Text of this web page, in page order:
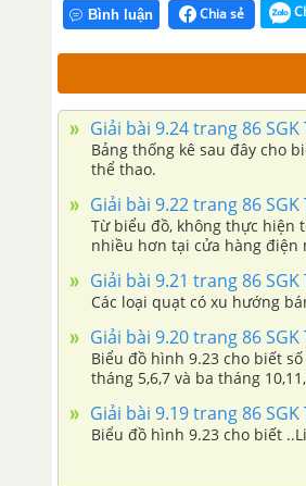
Bình luận Chia sẻ
Giải bài 9.24 trang 86
Bảng thống kê sau đây cho
thể thao.
Giải bài 9.22 trang 86
Từ biểu đồ, không thực hiện
nhiều hơn tại cửa hàng điện
Giải bài 9.21 trang 86
Các loại quạt có xu hướng
Giải bài 9.20 trang 86
Biểu đồ hình 9.23 cho biết
tháng 5,6,7 và ba tháng
Giải bài 9.19 trang 86
Biểu đồ hình 9.23 cho biết